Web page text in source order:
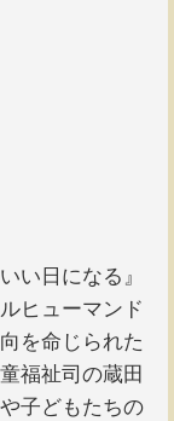
い日になる』
ヒューマンド
を命じられた
福祉司の蔵田
子どもたちの